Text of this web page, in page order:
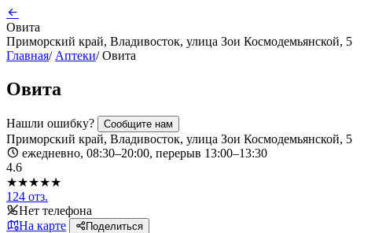
Овита
Приморский край, Владивосток, улица Зои Космодемьянской, 5
Главная/ Аптеки/ Овита
Овита
Нашли ошибку? Сообщите нам
Приморский край, Владивосток, улица Зои Космодемьянской, 5
ежедневно, 08:30–20:00, перерыв 13:00–13:30
4.6
★★★★★
124 отз.
Нет телефона
На карте
Поделиться